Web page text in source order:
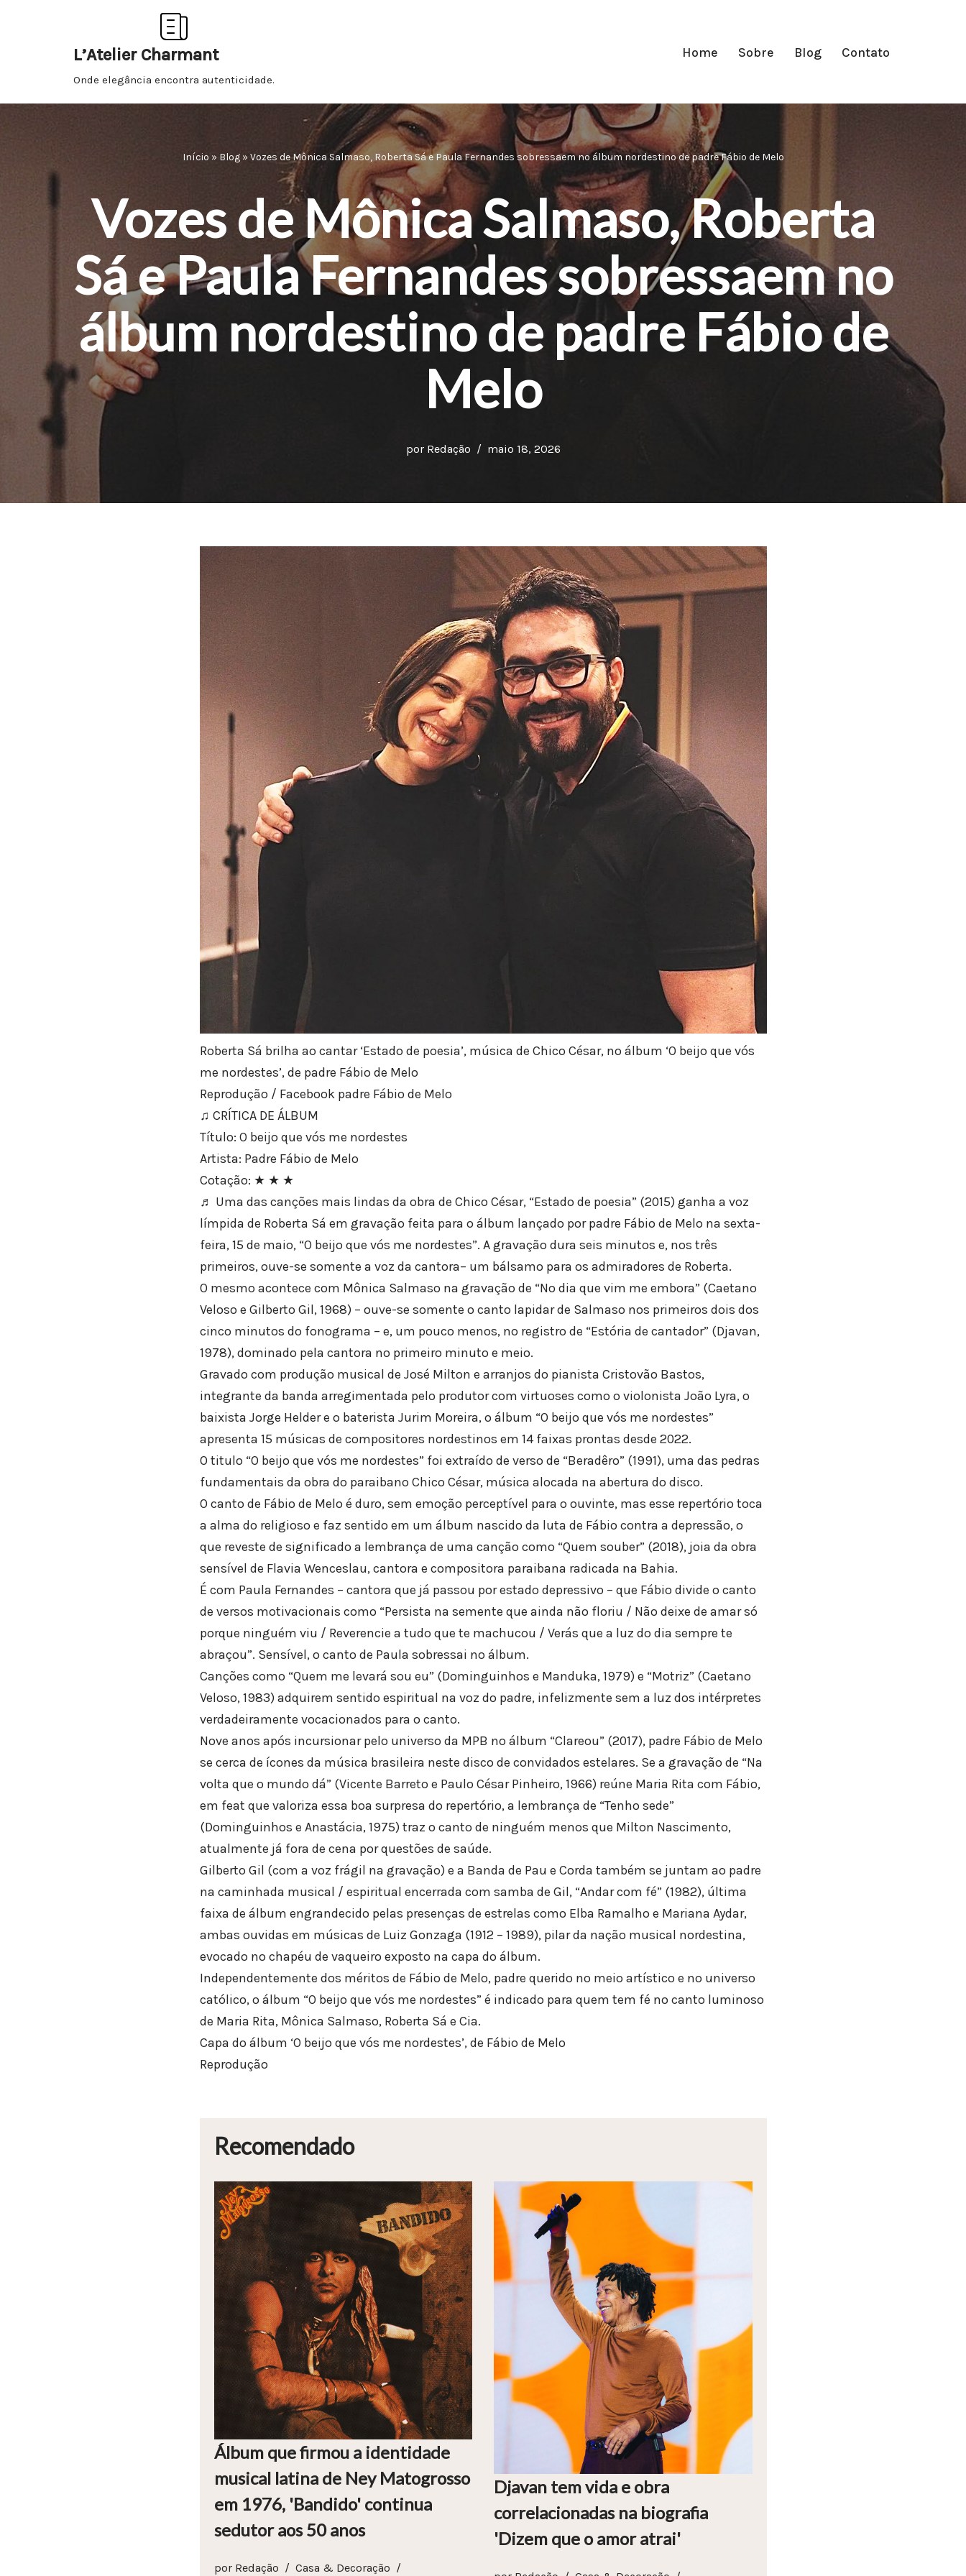
conteúdo
L’Atelier Charmant
Onde elegância encontra autenticidade.
Home Sobre Blog Contato
Início » Blog»Vozes de Mônica Salmaso, Roberta Sá e Paula Fernandes sobressaem no álbum nordestino de padre Fábio de Melo
Vozes de Mônica Salmaso, Roberta
Sá e Paula Fernandes sobressaem no
álbum nordestino de padre Fábio de
Melo
por Redação maio 18, 2026
Roberta Sá brilha ao cantar ‘Estado de poesia’, música de Chico César, no álbum ‘O beijo que vós
me nordestes’, de padre Fábio de Melo
Reprodução / Facebook padre Fábio de Melo
♫ CRÍTICA DE ÁLBUM
Título: O beijo que vós me nordestes
Artista: Padre Fábio de Melo
Cotação: ★ ★ ★
♬ Uma das canções mais lindas da obra de Chico César, “Estado de poesia” (2015) ganha a voz
límpida de Roberta Sá em gravação feita para o álbum lançado por padre Fábio de Melo na sexta-
feira, 15 de maio, “O beijo que vós me nordestes”. A gravação dura seis minutos e, nos três
primeiros, ouve-se somente a voz da cantora– um bálsamo para os admiradores de Roberta.
O mesmo acontece com Mônica Salmaso na gravação de “No dia que vim me embora” (Caetano
Veloso e Gilberto Gil, 1968) – ouve-se somente o canto lapidar de Salmaso nos primeiros dois dos
cinco minutos do fonograma – e, um pouco menos, no registro de “Estória de cantador” (Djavan,
1978), dominado pela cantora no primeiro minuto e meio.
Gravado com produção musical de José Milton e arranjos do pianista Cristovão Bastos,
integrante da banda arregimentada pelo produtor com virtuoses como o violonista João Lyra, o
baixista Jorge Helder e o baterista Jurim Moreira, o álbum “O beijo que vós me nordestes”
apresenta 15 músicas de compositores nordestinos em 14 faixas prontas desde 2022.
O titulo “O beijo que vós me nordestes” foi extraído de verso de “Beradêro” (1991), uma das pedras
fundamentais da obra do paraibano Chico César, música alocada na abertura do disco.
O canto de Fábio de Melo é duro, sem emoção perceptível para o ouvinte, mas esse repertório toca
a alma do religioso e faz sentido em um álbum nascido da luta de Fábio contra a depressão, o
que reveste de significado a lembrança de uma canção como “Quem souber” (2018), joia da obra
sensível de Flavia Wenceslau, cantora e compositora paraibana radicada na Bahia.
É com Paula Fernandes – cantora que já passou por estado depressivo – que Fábio divide o canto
de versos motivacionais como “Persista na semente que ainda não floriu / Não deixe de amar só
porque ninguém viu / Reverencie a tudo que te machucou / Verás que a luz do dia sempre te
abraçou”. Sensível, o canto de Paula sobressai no álbum.
Canções como “Quem me levará sou eu” (Dominguinhos e Manduka, 1979) e “Motriz” (Caetano
Veloso, 1983) adquirem sentido espiritual na voz do padre, infelizmente sem a luz dos intérpretes
verdadeiramente vocacionados para o canto.
Nove anos após incursionar pelo universo da MPB no álbum “Clareou” (2017), padre Fábio de Melo
se cerca de ícones da música brasileira neste disco de convidados estelares. Se a gravação de “Na
volta que o mundo dá” (Vicente Barreto e Paulo César Pinheiro, 1966) reúne Maria Rita com Fábio,
em feat que valoriza essa boa surpresa do repertório, a lembrança de “Tenho sede”
(Dominguinhos e Anastácia, 1975) traz o canto de ninguém menos que Milton Nascimento,
atualmente já fora de cena por questões de saúde.
Gilberto Gil (com a voz frágil na gravação) e a Banda de Pau e Corda também se juntam ao padre
na caminhada musical / espiritual encerrada com samba de Gil, “Andar com fé” (1982), última
faixa de álbum engrandecido pelas presenças de estrelas como Elba Ramalho e Mariana Aydar,
ambas ouvidas em músicas de Luiz Gonzaga (1912 – 1989), pilar da nação musical nordestina,
evocado no chapéu de vaqueiro exposto na capa do álbum.
Independentemente dos méritos de Fábio de Melo, padre querido no meio artístico e no universo
católico, o álbum “O beijo que vós me nordestes” é indicado para quem tem fé no canto luminoso
de Maria Rita, Mônica Salmaso, Roberta Sá e Cia.
Capa do álbum ‘O beijo que vós me nordestes’, de Fábio de Melo
Reprodução
Recomendado
Álbum que firmou a identidade
musical latina de Ney Matogrosso
em 1976, 'Bandido' continua
sedutor aos 50 anos
por Redação Casa & Decoração
Djavan tem vida e obra
correlacionadas na biografia
'Dizem que o amor atrai'